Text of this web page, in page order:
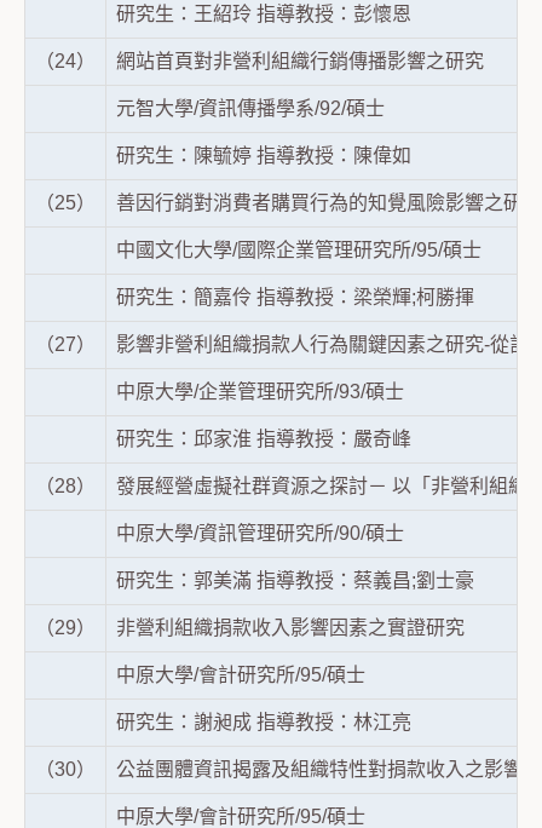
研究生：王紹玲 指導教授：彭懷恩
（24） 網站首頁對非營利組織行銷傳播影響之研究
元智大學/資訊傳播學系/92/碩士
研究生：陳毓婷 指導教授：陳偉如
（25） 善因行銷對消費者購買行為的知覺風險影響之研究
中國文化大學/國際企業管理研究所/95/碩士
研究生：簡嘉伶 指導教授：梁榮輝;柯勝揮
（27） 影響非營利組織捐款人行為關鍵因素之研究-從計
中原大學/企業管理研究所/93/碩士
研究生：邱家淮 指導教授：嚴奇峰
（28） 發展經營虛擬社群資源之探討－ 以「非營利組織
中原大學/資訊管理研究所/90/碩士
研究生：郭美滿 指導教授：蔡義昌;劉士豪
（29） 非營利組織捐款收入影響因素之實證研究
中原大學/會計研究所/95/碩士
研究生：謝昶成 指導教授：林江亮
（30） 公益團體資訊揭露及組織特性對捐款收入之影響
中原大學/會計研究所/95/碩士